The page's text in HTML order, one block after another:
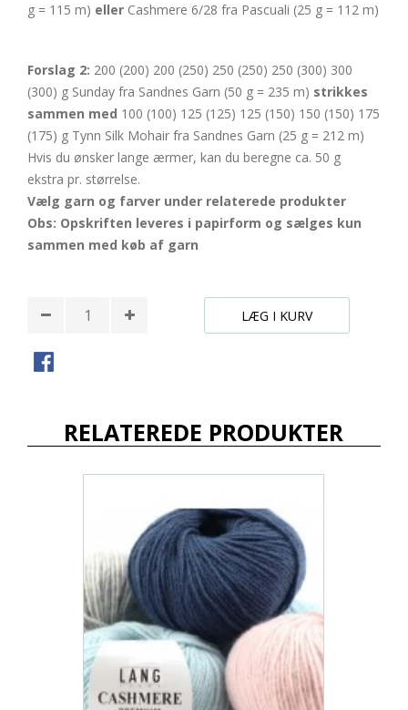
g = 115 m) eller Cashmere 6/28 fra Pascuali (25 g = 112 m)
Forslag 2: 200 (200) 200 (250) 250 (250) 250 (300) 300
(300) g Sunday fra Sandnes Garn (50 g = 235 m) strikkes
sammen med 100 (100) 125 (125) 125 (150) 150 (150) 175
(175) g Tynn Silk Mohair fra Sandnes Garn (25 g = 212 m)
Hvis du ønsker lange ærmer, kan du beregne ca. 50 g
ekstra pr. størrelse.
Vælg garn og farver under relaterede produkter
Obs: Opskriften leveres i papirform og sælges kun
sammen med køb af garn
LÆG I KURV
RELATEREDE PRODUKTER